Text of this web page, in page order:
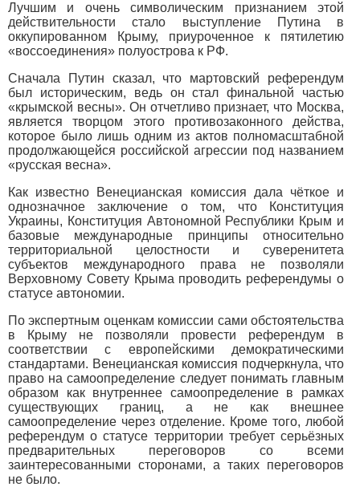
Лучшим и очень символическим признанием этой
действительности стало выступление Путина в
оккупированном Крыму, приуроченное к пятилетию
«воссоединения» полуострова к РФ.
Сначала Путин сказал, что мартовский референдум
был историческим, ведь он стал финальной частью
«крымской весны». Он отчетливо признает, что Москва,
является творцом этого противозаконного действа,
которое было лишь одним из актов полномасштабной
продолжающейся российской агрессии под названием
«русская весна».
Как известно Венецианская комиссия дала чёткое и
однозначное заключение о том, что Конституция
Украины, Конституция Автономной Республики Крым и
базовые международные принципы относительно
территориальной целостности и суверенитета
субъектов международного права не позволяли
Верховному Совету Крыма проводить референдумы о
статусе автономии.
По экспертным оценкам комиссии сами обстоятельства
в Крыму не позволяли провести референдум в
соответствии с европейскими демократическими
стандартами. Венецианская комиссия подчеркнула, что
право на самоопределение следует понимать главным
образом как внутреннее самоопределение в рамках
существующих границ, а не как внешнее
самоопределение через отделение. Кроме того, любой
референдум о статусе территории требует серьёзных
предварительных переговоров со всеми
заинтересованными сторонами, а таких переговоров
не было.